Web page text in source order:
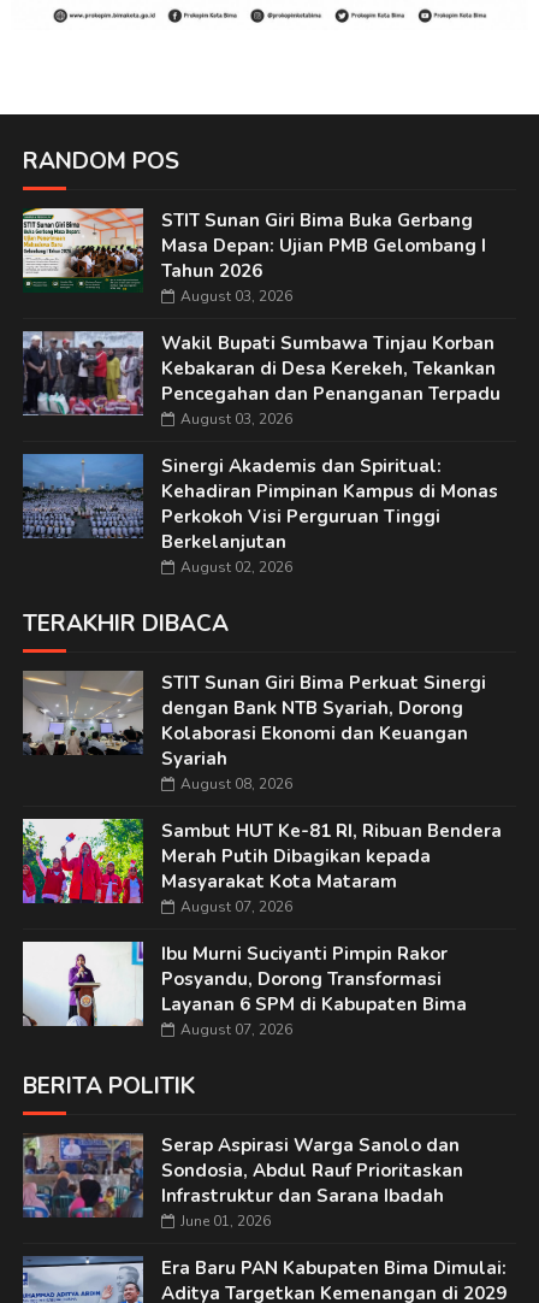
RANDOM POS
STIT Sunan Giri Bima Buka Gerbang
Masa Depan: Ujian PMB Gelombang I
Tahun 2026
August 03, 2026
Wakil Bupati Sumbawa Tinjau Korban
Kebakaran di Desa Kerekeh, Tekankan
Pencegahan dan Penanganan Terpadu
August 03, 2026
Sinergi Akademis dan Spiritual:
Kehadiran Pimpinan Kampus di Monas
Perkokoh Visi Perguruan Tinggi
Berkelanjutan
August 02, 2026
TERAKHIR DIBACA
STIT Sunan Giri Bima Perkuat Sinergi
dengan Bank NTB Syariah, Dorong
Kolaborasi Ekonomi dan Keuangan
Syariah
August 08, 2026
Sambut HUT Ke-81 RI, Ribuan Bendera
Merah Putih Dibagikan kepada
Masyarakat Kota Mataram
August 07, 2026
Ibu Murni Suciyanti Pimpin Rakor
Posyandu, Dorong Transformasi
Layanan 6 SPM di Kabupaten Bima
August 07, 2026
BERITA POLITIK
Serap Aspirasi Warga Sanolo dan
Sondosia, Abdul Rauf Prioritaskan
Infrastruktur dan Sarana Ibadah
June 01, 2026
Era Baru PAN Kabupaten Bima Dimulai:
Aditya Targetkan Kemenangan di 2029